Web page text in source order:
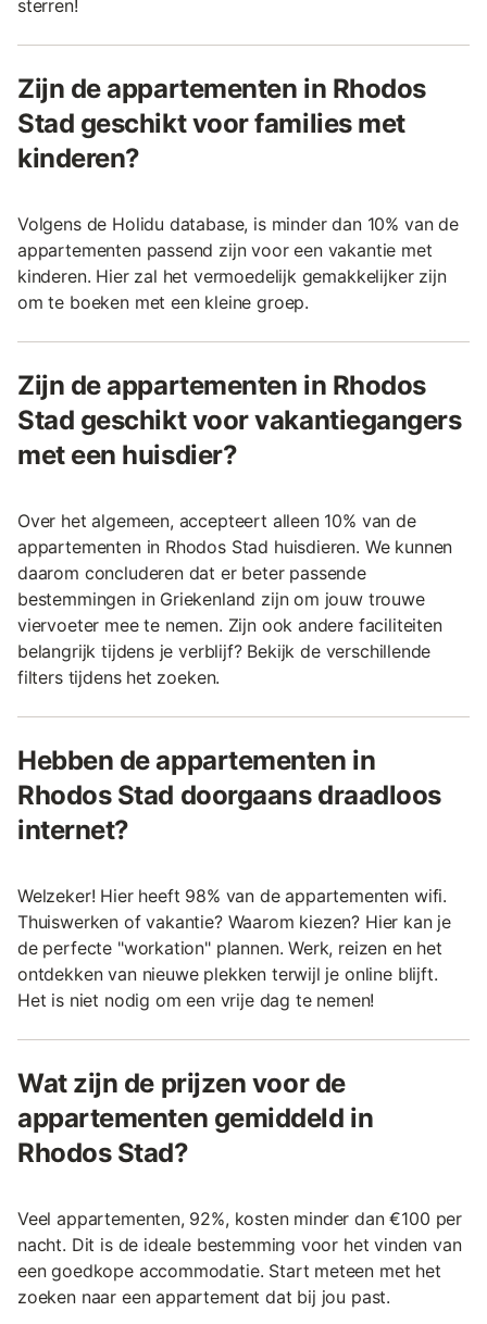
sterren!
Zijn de appartementen in Rhodos
Stad geschikt voor families met
kinderen?
Volgens de Holidu database, is minder dan 10% van de
appartementen passend zijn voor een vakantie met
kinderen. Hier zal het vermoedelijk gemakkelijker zijn
om te boeken met een kleine groep.
Zijn de appartementen in Rhodos
Stad geschikt voor vakantiegangers
met een huisdier?
Over het algemeen, accepteert alleen 10% van de
appartementen in Rhodos Stad huisdieren. We kunnen
daarom concluderen dat er beter passende
bestemmingen in Griekenland zijn om jouw trouwe
viervoeter mee te nemen. Zijn ook andere faciliteiten
belangrijk tijdens je verblijf? Bekijk de verschillende
filters tijdens het zoeken.
Hebben de appartementen in
Rhodos Stad doorgaans draadloos
internet?
Welzeker! Hier heeft 98% van de appartementen wifi.
Thuiswerken of vakantie? Waarom kiezen? Hier kan je
de perfecte "workation" plannen. Werk, reizen en het
ontdekken van nieuwe plekken terwijl je online blijft.
Het is niet nodig om een vrije dag te nemen!
Wat zijn de prijzen voor de
appartementen gemiddeld in
Rhodos Stad?
Veel appartementen, 92%, kosten minder dan €100 per
nacht. Dit is de ideale bestemming voor het vinden van
een goedkope accommodatie. Start meteen met het
zoeken naar een appartement dat bij jou past.